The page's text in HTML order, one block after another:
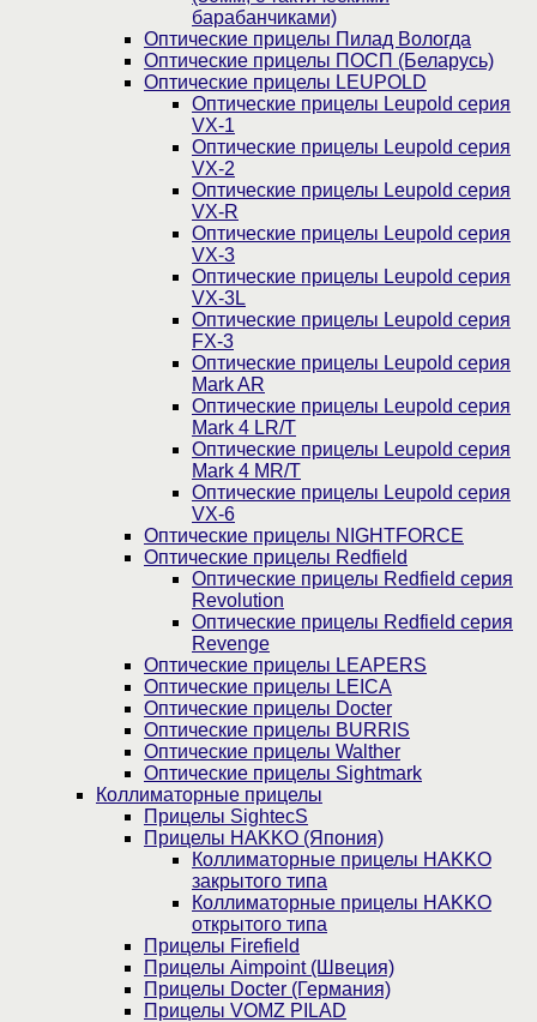
барабанчиками)
Оптические прицелы Пилад Вологда
Оптические прицелы ПОСП (Беларусь)
Оптические прицелы LEUPOLD
Оптические прицелы Leupold серия
VX-1
Оптические прицелы Leupold серия
VX-2
Оптические прицелы Leupold серия
VX-R
Оптические прицелы Leupold серия
VX-3
Оптические прицелы Leupold серия
VX-3L
Оптические прицелы Leupold серия
FX-3
Оптические прицелы Leupold серия
Mark AR
Оптические прицелы Leupold серия
Mark 4 LR/T
Оптические прицелы Leupold серия
Mark 4 MR/T
Оптические прицелы Leupold серия
VX-6
Оптические прицелы NIGHTFORCE
Оптические прицелы Redfield
Оптические прицелы Redfield серия
Revolution
Оптические прицелы Redfield серия
Revenge
Оптические прицелы LEAPERS
Оптические прицелы LEICA
Оптические прицелы Docter
Оптические прицелы BURRIS
Оптические прицелы Walther
Оптические прицелы Sightmark
Коллиматорные прицелы
Прицелы SightecS
Прицелы HAKKO (Япония)
Коллиматорные прицелы HAKKO
закрытого типа
Коллиматорные прицелы HAKKO
открытого типа
Прицелы Firefield
Прицелы Aimpoint (Швеция)
Прицелы Docter (Германия)
Прицелы VOMZ PILAD